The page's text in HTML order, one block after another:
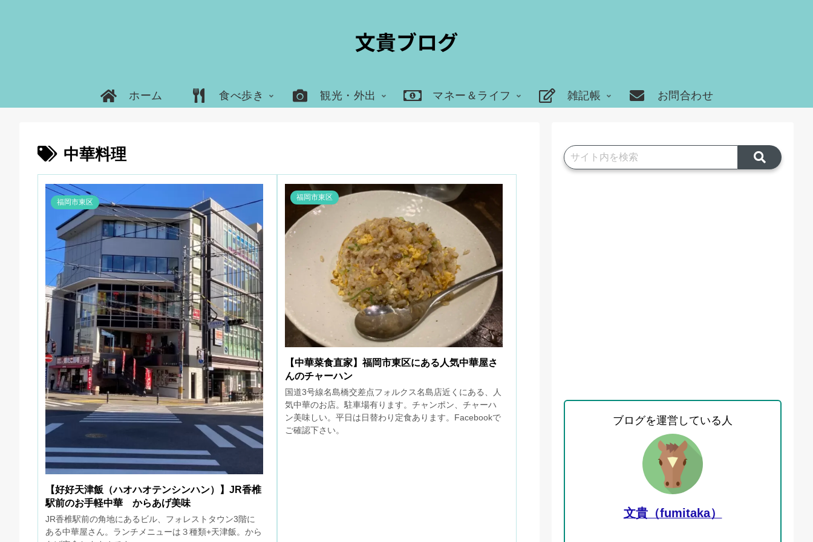
ホーム 食べ歩き 観光・外出 マネー＆ライフ 雑記帳 お問合わせ
中華料理
福岡市東区
【好好天津飯（ハオハオテンシンハン）】JR香椎
駅前のお手軽中華 からあげ美味
JR香椎駅前の角地にあるビル、フォレストタウン3階に
ある中華屋さん。ランチメニューは３種類+天津飯。から
福岡市東区
【中華菜食直家】福岡市東区にある人気中華屋さ
んのチャーハン
国道3号線名島橋交差点フォルクス名島店近くにある、人
気中華のお店。駐車場有ります。チャンポン、チャーハ
ン美味しい。平日は日替わり定食あります。Facebookで
ご確認下さい。
ブログを運営している人
文貴（fumitaka）